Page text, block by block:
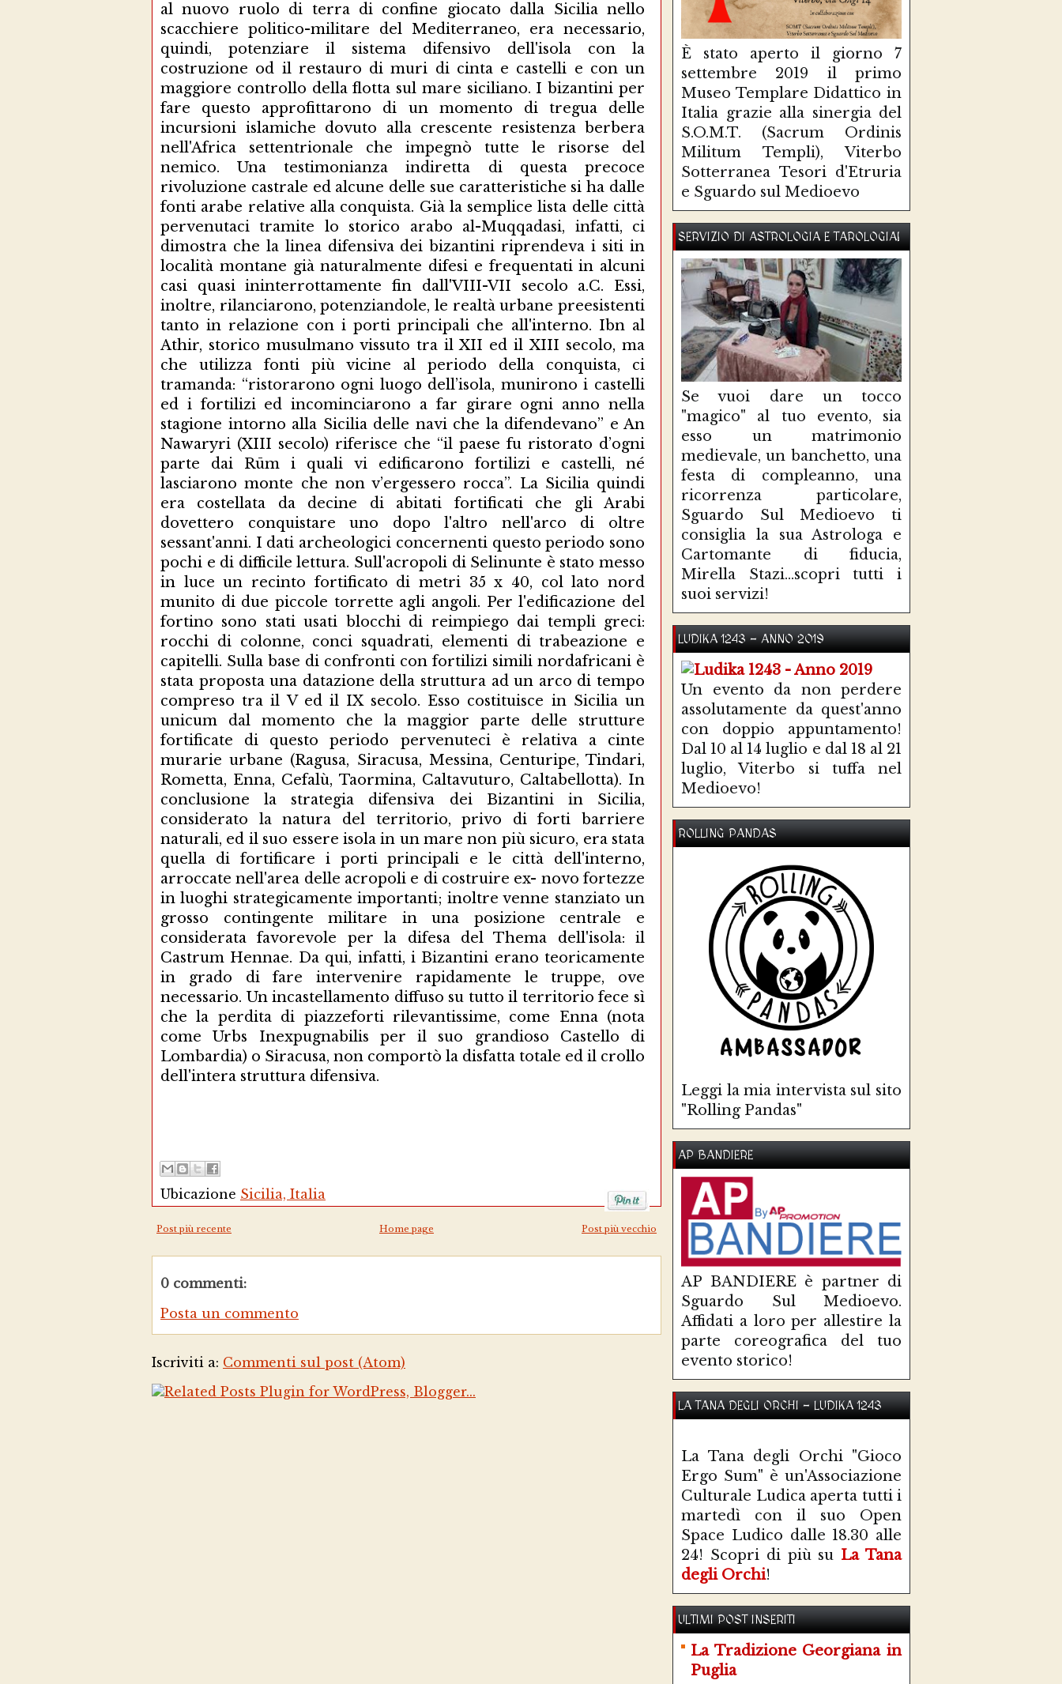
al nuovo ruolo di terra di confine giocato dalla Sicilia nello
scacchiere politico-militare del Mediterraneo, era necessario,
quindi, potenziare il sistema difensivo dell'isola con la
costruzione od il restauro di muri di cinta e castelli e con un
maggiore controllo della flotta sul mare siciliano. I bizantini per
fare questo approfittarono di un momento di tregua delle
incursioni islamiche dovuto alla crescente resistenza berbera
nell'Africa settentrionale che impegnò tutte le risorse del
nemico. Una testimonianza indiretta di questa precoce
rivoluzione castrale ed alcune delle sue caratteristiche si ha dalle
fonti arabe relative alla conquista. Già la semplice lista delle città
pervenutaci tramite lo storico arabo al-Muqqadasi, infatti, ci
dimostra che la linea difensiva dei bizantini riprendeva i siti in
località montane già naturalmente difesi e frequentati in alcuni
casi quasi ininterrottamente fin dall'VIII-VII secolo a.C. Essi,
inoltre, rilanciarono, potenziandole, le realtà urbane preesistenti
tanto in relazione con i porti principali che all'interno. Ibn al
Athir, storico musulmano vissuto tra il XII ed il XIII secolo, ma
che utilizza fonti più vicine al periodo della conquista, ci
tramanda: “ristorarono ogni luogo dell’isola, munirono i castelli
ed i fortilizi ed incominciarono a far girare ogni anno nella
stagione intorno alla Sicilia delle navi che la difendevano” e An
Nawaryri (XIII secolo) riferisce che “il paese fu ristorato d’ogni
parte dai Rūm i quali vi edificarono fortilizi e castelli, né
lasciarono monte che non v’ergessero rocca”. La Sicilia quindi
era costellata da decine di abitati fortificati che gli Arabi
dovettero conquistare uno dopo l'altro nell'arco di oltre
sessant'anni. I dati archeologici concernenti questo periodo sono
pochi e di difficile lettura. Sull'acropoli di Selinunte è stato messo
in luce un recinto fortificato di metri 35 x 40, col lato nord
munito di due piccole torrette agli angoli. Per l'edificazione del
fortino sono stati usati blocchi di reimpiego dai templi greci:
rocchi di colonne, conci squadrati, elementi di trabeazione e
capitelli. Sulla base di confronti con fortilizi simili nordafricani è
stata proposta una datazione della struttura ad un arco di tempo
compreso tra il V ed il IX secolo. Esso costituisce in Sicilia un
unicum dal momento che la maggior parte delle strutture
fortificate di questo periodo pervenuteci è relativa a cinte
murarie urbane (Ragusa, Siracusa, Messina, Centuripe, Tindari,
Rometta, Enna, Cefalù, Taormina, Caltavuturo, Caltabellotta). In
conclusione la strategia difensiva dei Bizantini in Sicilia,
considerato la natura del territorio, privo di forti barriere
naturali, ed il suo essere isola in un mare non più sicuro, era stata
quella di fortificare i porti principali e le città dell'interno,
arroccate nell'area delle acropoli e di costruire ex- novo fortezze
in luoghi strategicamente importanti; inoltre venne stanziato un
grosso contingente militare in una posizione centrale e
considerata favorevole per la difesa del Thema dell'isola: il
Castrum Hennae. Da qui, infatti, i Bizantini erano teoricamente
in grado di fare intervenire rapidamente le truppe, ove
necessario. Un incastellamento diffuso su tutto il territorio fece sì
che la perdita di piazzeforti rilevantissime, come Enna (nota
come Urbs Inexpugnabilis per il suo grandioso Castello di
Lombardia) o Siracusa, non comportò la disfatta totale ed il crollo
dell'intera struttura difensiva.
Ubicazione Sicilia, Italia
Post più recente Post più vecchio
Home page
0 commenti:
Posta un commento
Iscriviti a: Commenti sul post (Atom)
È stato aperto il giorno 7
settembre 2019 il primo
Museo Templare Didattico in
Italia grazie alla sinergia del
S.O.M.T. (Sacrum Ordinis
Militum Templi), Viterbo
Sotterranea Tesori d'Etruria
e Sguardo sul Medioevo
SERVIZIO DI ASTROLOGIA E TAROLOGIA!
Se vuoi dare un tocco
"magico" al tuo evento, sia
esso un matrimonio
medievale, un banchetto, una
festa di compleanno, una
ricorrenza particolare,
Sguardo Sul Medioevo ti
consiglia la sua Astrologa e
Cartomante di fiducia,
Mirella Stazi...scopri tutti i
suoi servizi!
LUDIKA 1243 - ANNO 2019
Un evento da non perdere
assolutamente da quest'anno
con doppio appuntamento!
Dal 10 al 14 luglio e dal 18 al 21
luglio, Viterbo si tuffa nel
Medioevo!
ROLLING PANDAS
Leggi la mia intervista sul sito
"Rolling Pandas"
AP BANDIERE
AP BANDIERE è partner di
Sguardo Sul Medioevo.
Affidati a loro per allestire la
parte coreografica del tuo
evento storico!
LA TANA DEGLI ORCHI - LUDIKA 1243
La Tana degli Orchi "Gioco
Ergo Sum" è un'Associazione
Culturale Ludica aperta tutti i
martedì con il suo Open
Space Ludico dalle 18.30 alle
24! Scopri di più su La Tana
degli Orchi!
ULTIMI POST INSERITI
La Tradizione Georgiana in
Puglia